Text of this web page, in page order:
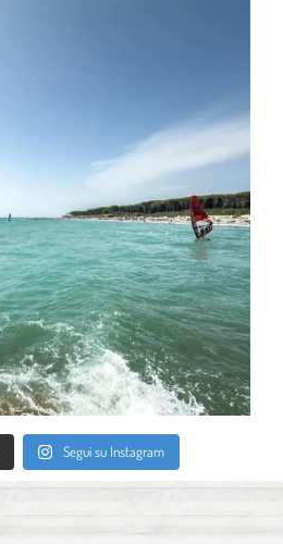
Segui su Instagram